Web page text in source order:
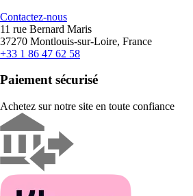
Contactez-nous
11 rue Bernard Maris
37270 Montlouis-sur-Loire, France
+33 1 86 47 62 58
Paiement sécurisé
Achetez sur notre site en toute confiance